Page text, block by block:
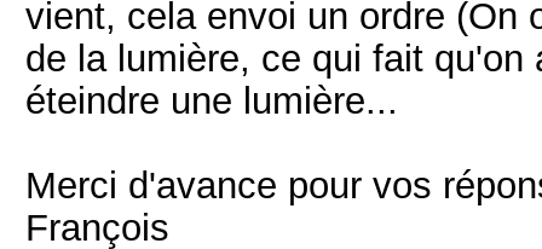
vient, cela envoi un ordre (On
de la lumière, ce qui fait
éteindre une lumière...
Merci d'avance pour vos
François